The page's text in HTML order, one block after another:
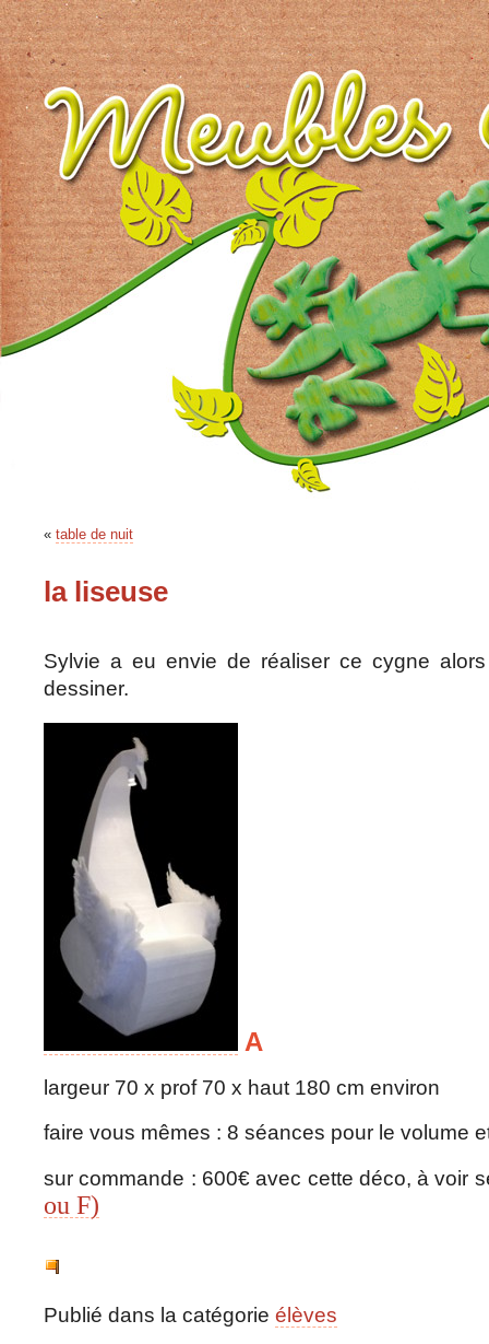
« table de nuit
la liseuse
Sylvie a eu envie de réaliser ce cygne
dessiner.
A
largeur 70 x prof 70 x haut 180 cm environ
faire vous mêmes : 8 séances pour le volume
sur commande : 600€ avec cette déco, à voir
ou F)
Publié dans la catégorie élèves